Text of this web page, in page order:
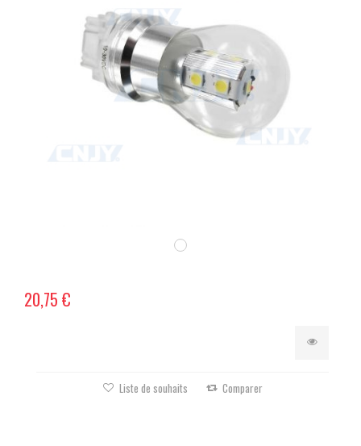
20,75 €
Liste de souhaits Comparer